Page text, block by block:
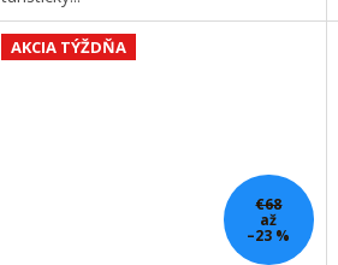
AKCIA TÝŽDŇA
€68
až
–23 %